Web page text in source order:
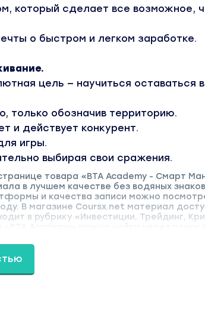
который сделает все возможное,
о быстром и легком заработке.
цель — научиться оставаться в
только обозначив территорию.
и действует конкурент.
игры.
выбирая свои сражения.
товара «BTA Academy - Смарт
в лучшем качестве без водяных
и качества записи можно
В магазине Coursx.net материал
в рубрику «Инвестиции, Трейдинг,